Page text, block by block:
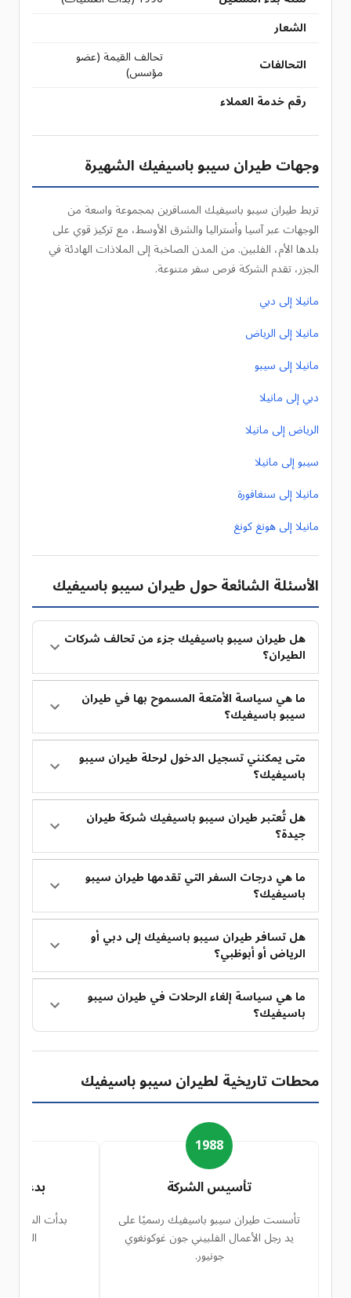
الشعار
التحالفات
تحالف القيمة (عضو
مؤسس)
رقم خدمة العملاء
وجهات طيران سيبو باسيفيك الشهيرة
تربط طيران سيبو باسيفيك المسافرين بمجموعة واسعة من
الوجهات عبر آسيا وأستراليا والشرق الأوسط، مع تركيز قوي على
بلدها الأم، الفلبين. من المدن الصاخبة إلى الملاذات الهادئة في
الجزر، تقدم الشركة فرص سفر متنوعة.
مانيلا إلى دبي
مانيلا إلى الرياض
مانيلا إلى سيبو
دبي إلى مانيلا
الرياض إلى مانيلا
سيبو إلى مانيلا
مانيلا إلى سنغافورة
مانيلا إلى هونغ كونغ
الأسئلة الشائعة حول طيران سيبو باسيفيك
هل طيران سيبو باسيفيك جزء من تحالف شركات
الطيران؟
ما هي سياسة الأمتعة المسموح بها في طيران
سيبو باسيفيك؟
متى يمكنني تسجيل الدخول لرحلة طيران سيبو
باسيفيك؟
هل تُعتبر طيران سيبو باسيفيك شركة طيران
جيدة؟
ما هي درجات السفر التي تقدمها طيران سيبو
باسيفيك؟
هل تسافر طيران سيبو باسيفيك إلى دبي أو
الرياض أو أبوظبي؟
ما هي سياسة إلغاء الرحلات في طيران سيبو
باسيفيك؟
محطات تاريخية لطيران سيبو باسيفيك
1988
تأسيس الشركة
تأسست طيران سيبو باسيفيك رسميًا على
يد رجل الأعمال الفلبيني جون غوكونغوي
جونيور.
بدء
بدأت الشركة